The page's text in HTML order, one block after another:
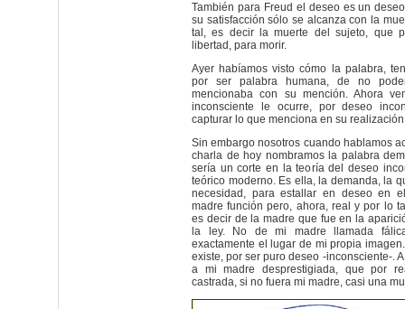
También para Freud el deseo es un
su satisfacción sólo se alcanza con la
tal, es decir la muerte del sujeto, que
libertad, para morir.
Ayer habíamos visto cómo la palabra,
por ser palabra humana, de no
mencionaba con su mención. Ahora
inconsciente le ocurre, por deseo
capturar lo que menciona en su
Sin embargo nosotros cuando hablamos
charla de hoy nombramos la palabra
sería un corte en la teoría del deseo
teórico moderno. Es ella, la demanda, la
necesidad, para estallar en deseo en
madre función pero, ahora, real y por lo
es decir de la madre que fue en la
la ley. No de mi madre llamada
exactamente el lugar de mi propia
existe, por ser puro deseo -inconsciente-.
a mi madre desprestigiada, que por
castrada, si no fuera mi madre, casi una